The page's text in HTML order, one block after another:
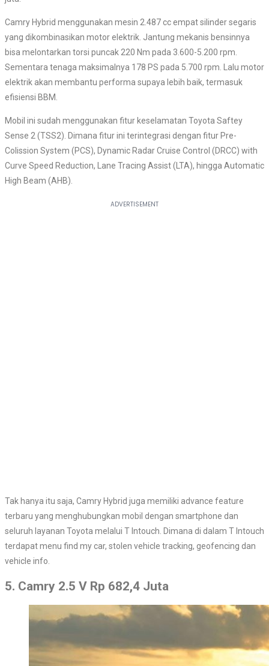
Camry Hybrid menggunakan mesin 2.487 cc empat silinder segaris
yang dikombinasikan motor elektrik. Jantung mekanis bensinnya
bisa melontarkan torsi puncak 220 Nm pada 3.600-5.200 rpm.
Sementara tenaga maksimalnya 178 PS pada 5.700 rpm. Lalu motor
elektrik akan membantu performa supaya lebih baik, termasuk
efisiensi BBM.
Mobil ini sudah menggunakan fitur keselamatan Toyota Saftey
Sense 2 (TSS2). Dimana fitur ini terintegrasi dengan fitur Pre-
Colission System (PCS), Dynamic Radar Cruise Control (DRCC) with
Curve Speed Reduction, Lane Tracing Assist (LTA), hingga Automatic
High Beam (AHB).
Tak hanya itu saja, Camry Hybrid juga memiliki advance feature
terbaru yang menghubungkan mobil dengan smartphone dan
seluruh layanan Toyota melalui T Intouch. Dimana di dalam T Intouch
terdapat menu find my car, stolen vehicle tracking, geofencing dan
vehicle info.
5. Camry 2.5 V Rp 682,4 Juta